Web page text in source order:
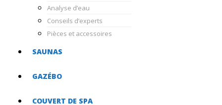
Analyse d’eau
Conseils d’experts
Pièces et accessoires
SAUNAS
GAZÉBO
COUVERT DE SPA